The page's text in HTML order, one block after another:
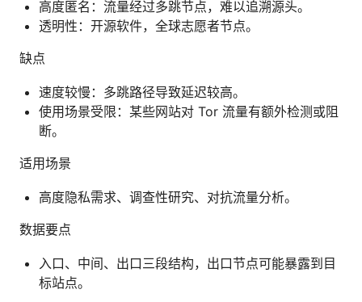
高度匿名：流量经过多跳节点，难以追溯源头。
透明性：开源软件，全球志愿者节点。
缺点
速度较慢：多跳路径导致延迟较高。
使用场景受限：某些网站对 Tor 流量有额外检测或阻
断。
适用场景
高度隐私需求、调查性研究、对抗流量分析。
数据要点
入口、中间、出口三段结构，出口节点可能暴露到目
标站点。